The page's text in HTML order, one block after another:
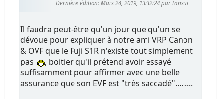
Dernière édition: Mars 24, 2019, 13:32:24 par tansui
Il faudra peut-être qu'un jour quelqu'un se
dévoue pour expliquer à notre ami VRP Canon
& OVF que le Fuji S1R n'existe tout simplement
pas
, boitier qu'il prétend avoir essayé
suffisamment pour affirmer avec une belle
assurance que son EVF est "très saccadé".........